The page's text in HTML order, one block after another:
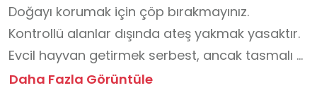
Doğayı korumak için çöp bırakmayınız.
Kontrollü alanlar dışında ateş yakmak yasaktır.
Evcil hayvan getirmek serbest, ancak tasmalı
olmalıdır.
Daha Fazla Görüntüle